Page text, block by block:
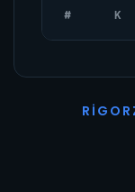
# K
R I G O R